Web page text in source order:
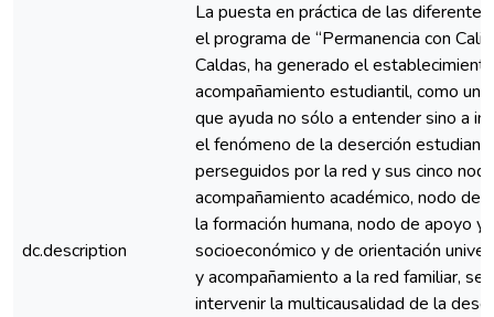
dc.description
La puesta en práctica de las
el programa de “Permanencia con
Caldas, ha generado el
acompañamiento estudiantil, como
que ayuda no sólo a entender sino a
el fenómeno de la deserción
perseguidos por la red y sus cinco
acompañamiento académico, nodo de
la formación humana, nodo de apoyo y
socioeconómico y de orientación
y acompañamiento a la red familiar, se
intervenir la multicausalidad de la